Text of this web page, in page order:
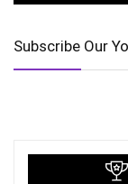
Subscribe Our